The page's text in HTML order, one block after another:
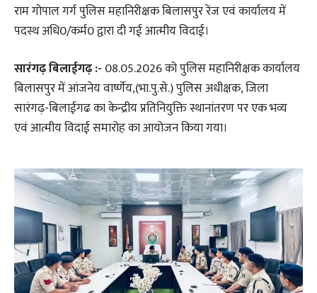
राम गोपाल गर्ग पुलिस महानिरीक्षक बिलासपुर रेंज एवं कार्यालय में
पदस्थ अधि0/कर्म0 द्वारा दी गई आत्मीय विदाई।
सारंगढ़ बिलाईगढ़ :- 08.05.2026 को पुलिस महानिरीक्षक कार्यालय
बिलासपुर में आंजनेय वार्ष्णेय,(भा.पु.से.) पुलिस अधीक्षक, जिला
सारंगढ़-बिलाईगढ का केन्द्रीय प्रतिनियुक्ति स्थानांतरण पर एक भव्य
एवं आत्मीय विदाई समारोह का आयोजन किया गया।